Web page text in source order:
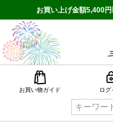
お買い上げ金額5,400
お買い物ガイド ログ